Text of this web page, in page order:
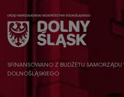
SFINANSOWANO Z BUDŻETU
DOLNOŚLĄSKIEGO